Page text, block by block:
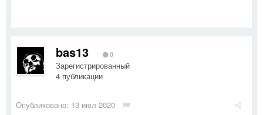
bas13 0
Зарегистрированный
4 публикации
Опубликовано: 13 июл 2020 ·